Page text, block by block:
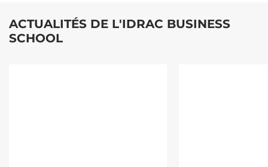
ACTUALITÉS DE L'IDRAC BUSINESS
SCHOOL